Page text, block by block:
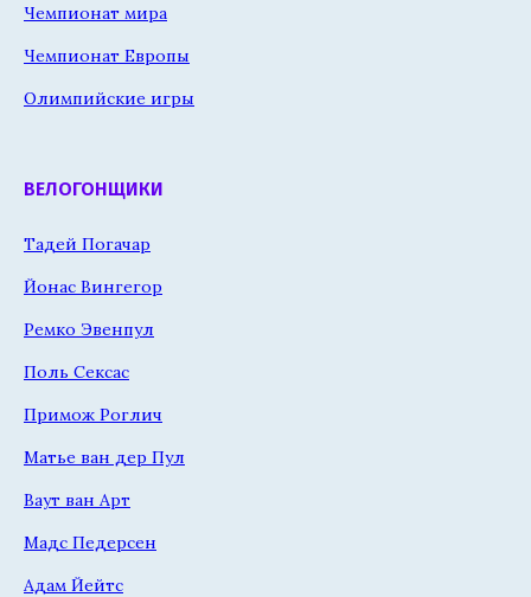
Чемпионат мира
Чемпионат Европы
Олимпийские игры
ВЕЛОГОНЩИКИ
Тадей Погачар
Йонас Вингегор
Ремко Эвенпул
Поль Сексас
Примож Роглич
Матье ван дер Пул
Ваут ван Арт
Мадс Педерсен
Адам Йейтс